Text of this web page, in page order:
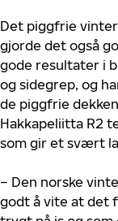
Det piggfrie
gjorde det også
gode resultater i
og sidegrep, og
de piggfrie
Hakkapeliitta R2
som gir et svært
– Den norske
godt å vite at det